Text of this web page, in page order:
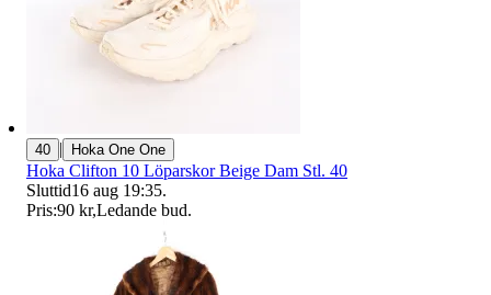
40 | Hoka One One
Hoka Clifton 10 Löparskor Beige Dam Stl. 40
Sluttid16 aug 19:35.
Pris:90 kr,Ledande bud.